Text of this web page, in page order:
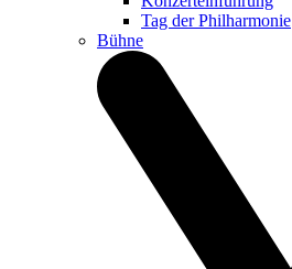
Tag der Philharmonie
Bühne